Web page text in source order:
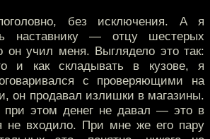
без исключения. А я
наставнику — отцу шестерых
он учил меня. Выглядело это так:
и как складывать в кузове, я
с проверяющими на
он продавал излишки в магазины.
при этом денег не давал — это в
не входило. При мне же его пару